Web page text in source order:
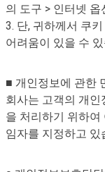
의 도구 > 인터넷 옵
3. 단, 귀하께서 쿠
어려움이 있을 수
■ 개인정보에 관한
회사는 고객의 개
을 처리하기 위하여
임자를 지정하고 있